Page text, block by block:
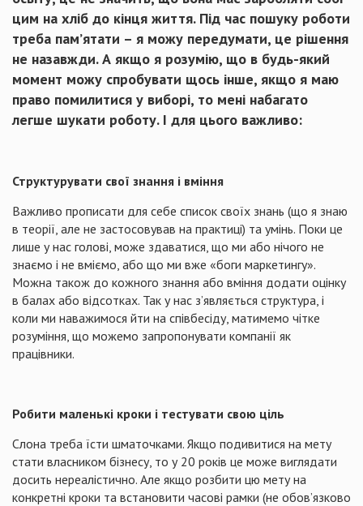
цим на хліб до кінця життя. Під час пошуку роботи
треба пам’ятати – я можу передумати, це рішення
не назавжди. А якщо я розумію, що в будь-який
момент можу спробувати щось інше, якщо я маю
право помилитися у виборі, то мені набагато
легше шукати роботу. І для цього важливо:
Структурувати свої знання і вміння
Важливо прописати для себе список своїх знань (що я знаю
в теорії, але не застосовував на практиці) та умінь. Поки це
лише у нас голові, може здаватися, що ми або нічого не
знаємо і не вміємо, або що ми вже «боги маркетингу».
Можна також до кожного знання або вміння додати оцінку
в балах або відсотках. Так у нас з’являється структура, і
коли ми наважимося йти на співбесіду, матимемо чітке
розуміння, що можемо запропонувати компанії як
працівники.
Робити маленькі кроки і тестувати свою ціль
Слона треба їсти шматочками. Якщо подивитися на мету
стати власником бізнесу, то у 20 років це може виглядати
досить нереалістично. Але якщо розбити цю мету на
конкретні кроки та встановити часові рамки (не обов’язково